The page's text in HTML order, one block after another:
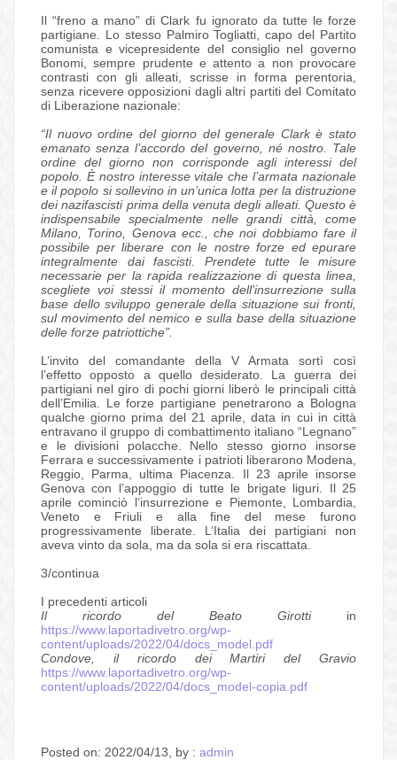
Il “freno a mano” di Clark fu ignorato da tutte le forze
partigiane. Lo stesso Palmiro Togliatti, capo del Partito
comunista e vicepresidente del consiglio nel governo
Bonomi, sempre prudente e attento a non provocare
contrasti con gli alleati, scrisse in forma perentoria,
senza ricevere opposizioni dagli altri partiti del Comitato
di Liberazione nazionale:
“Il nuovo ordine del giorno del generale Clark è stato
emanato senza l’accordo del governo, né nostro. Tale
ordine del giorno non corrisponde agli interessi del
popolo. È nostro interesse vitale che l’armata nazionale
e il popolo si sollevino in un’unica lotta per la distruzione
dei nazifascisti prima della venuta degli alleati. Questo è
indispensabile specialmente nelle grandi città, come
Milano, Torino, Genova ecc., che noi dobbiamo fare il
possibile per liberare con le nostre forze ed epurare
integralmente dai fascisti. Prendete tutte le misure
necessarie per la rapida realizzazione di questa linea,
scegliete voi stessi il momento dell’insurrezione sulla
base dello sviluppo generale della situazione sui fronti,
sul movimento del nemico e sulla base della situazione
delle forze patriottiche”.
L’invito del comandante della V Armata sortì così
l’effetto opposto a quello desiderato. La guerra dei
partigiani nel giro di pochi giorni liberò le principali città
dell’Emilia. Le forze partigiane penetrarono a Bologna
qualche giorno prima del 21 aprile, data in cui in città
entravano il gruppo di combattimento italiano “Legnano”
e le divisioni polacche. Nello stesso giorno insorse
Ferrara e successivamente i patrioti liberarono Modena,
Reggio, Parma, ultima Piacenza. Il 23 aprile insorse
Genova con l’appoggio di tutte le brigate liguri. Il 25
aprile cominciò l’insurrezione e Piemonte, Lombardia,
Veneto e Friuli e alla fine del mese furono
progressivamente liberate. L’Italia dei partigiani non
aveva vinto da sola, ma da sola si era riscattata.
3/continua
I precedenti articoli
Il ricordo del Beato Girottiin
https://www.laportadivetro.org/wp-
content/uploads/2022/04/docs_model.pdf
Condove, il ricordo dei Martiri del Gravio
https://www.laportadivetro.org/wp-
content/uploads/2022/04/docs_model-copia.pdf
Posted on: 2022/04/13, by : admin